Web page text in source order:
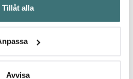
på upp till flera meter
genom att aktivt skanna den för
personliga uppgifter
ditt samtycke när som
Tillåt alla
Avvisa
av våra kunder